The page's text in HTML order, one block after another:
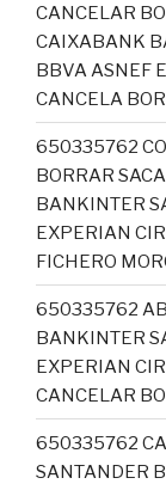
CANCELAR
CAIXABANK
BBVA ASNEF
CANCELA
650335762
BORRAR
BANKINTER
EXPERIAN
FICHERO
650335762
BANKINTER
EXPERIAN
CANCELAR
650335762
SANTANDER